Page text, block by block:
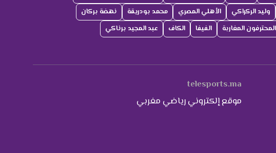
وليد الركراكي الأهلي المصري محمد بودريقة
نهضة بركان
المحترفون المغاربة الفيفا الكاف
عبد المجيد برناكي
telesports.ma
موقع إلكتروني رياضي مغربي